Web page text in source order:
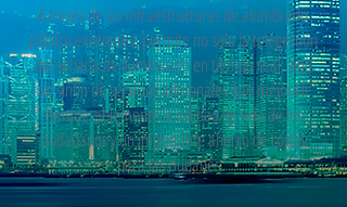
A través de las infraestructuras de alumbrado
público existentes, permite no solo la telegestión
del servicio de iluminación en tiempo real, sino
un sinfín de servicios adicionales que mejoran
considerablemente la calidad de vida de los
ciudadanos y un importante ahorro de costos
para las ciudades.